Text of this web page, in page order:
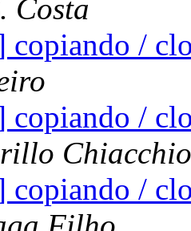
Costa
copiando /
copiando /
Chiacchio
copiando /